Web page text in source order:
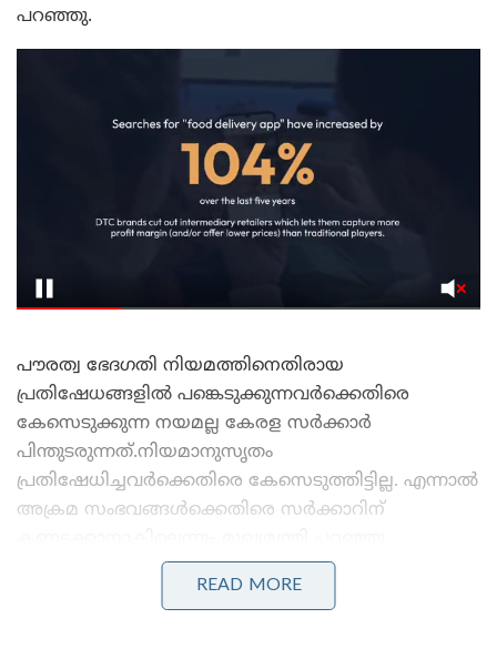
പറഞ്ഞു.
പൗരത്വ ഭേദഗതി നിയമത്തിനെതിരായ
പ്രതിഷേധങ്ങളില്‍ പങ്കെടുക്കുന്നവര്‍ക്കെതിരെ
കേസെടുക്കുന്ന നയമല്ല കേരള സര്‍ക്കാര്‍
പിന്തുടരുന്നത്.നിയമാനുസൃതം
പ്രതിഷേധിച്ചവര്‍ക്കെതിരെ കേസെടുത്തിട്ടില്ല. എന്നാല്‍
അക്രമ സംഭവങ്ങള്‍ക്കെതിരെ സര്‍ക്കാറിന്
സി.എ.എക്കെതിരെ പ്രതിഷേധിച്ചവര്‍ക്കെതിരെ
കേസെടുക്കുന്നുവെന്ന കോണ്‍ഗ്രസ് എം.എല്‍.എ വി.ടി
READ MORE